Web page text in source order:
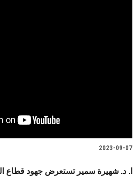
2023-09-07
ا. د. شهيرة سمير تستعرض جهود قطاع